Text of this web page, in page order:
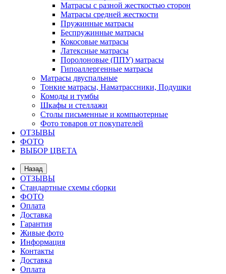
Матрасы с разной жесткостью сторон
Матрасы средней жесткости
Пружинные матрасы
Беспружинные матрасы
Кокосовые матрасы
Латексные матрасы
Поролоновые (ППУ) матрасы
Гипоаллергенные матрасы
Матрасы двуспальные
Тонкие матрасы, Наматрассники, Подушки
Комоды и тумбы
Шкафы и стеллажи
Столы письменные и компьютерные
Фото товаров от покупателей
ОТЗЫВЫ
ФОТО
ВЫБОР ЦВЕТА
Назад
ОТЗЫВЫ
Стандартные схемы сборки
ФОТО
Оплата
Доставка
Гарантия
Живые фото
Информация
Контакты
Доставка
Оплата